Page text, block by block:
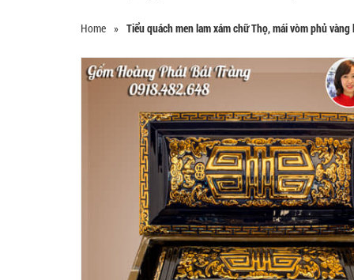
Home » Tiểu quách men lam xám chữ Thọ, mái vòm phủ